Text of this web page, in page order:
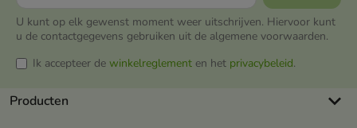
U kunt op elk gewenst moment weer uitschrijven. Hiervoor kunt
u de contactgegevens gebruiken uit de algemene voorwaarden.
Ik accepteer de winkelreglement en het privacybeleid.
Producten keyboard_arrow_down